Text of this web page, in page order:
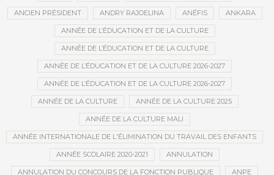
ANCIEN PRÉSIDENT ANDRY RAJOELINA ANÉFIS ANKARA
ANNÉE DE L’ÉDUCATION ET DE LA CULTURE
ANNÉE DE L’ÉDUCATION ET DE LA CULTURE
ANNÉE DE L’ÉDUCATION ET DE LA CULTURE 2026-2027
ANNÉE DE L’ÉDUCATION ET DE LA CULTURE 2026-2027
ANNÉE DE LA CULTURE ANNÉE DE LA CULTURE 2025
ANNÉE DE LA CULTURE MALI
ANNÉE INTERNATIONALE DE L'ÉLIMINATION DU TRAVAIL DES ENFANTS
ANNÉE SCOLAIRE 2020-2021 ANNULATION
ANNULATION DU CONCOURS DE LA FONCTION PUBLIQUE ANPE